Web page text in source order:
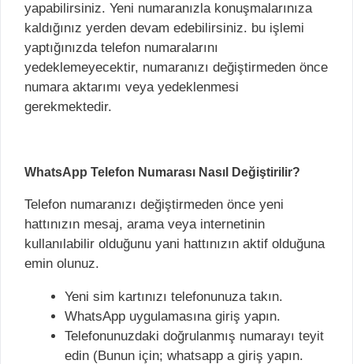
yapabilirsiniz. Yeni numaranızla konuşmalarınıza
kaldığınız yerden devam edebilirsiniz. bu işlemi
yaptığınızda telefon numaralarını
yedeklemeyecektir, numaranızı değiştirmeden önce
numara aktarımı veya yedeklenmesi
gerekmektedir.
WhatsApp Telefon Numarası Nasıl Değiştirilir?
Telefon numaranızı değiştirmeden önce yeni
hattınızın mesaj, arama veya internetinin
kullanılabilir olduğunu yani hattınızın aktif olduğuna
emin olunuz.
Yeni sim kartınızı telefonunuza takın.
WhatsApp uygulamasına giriş yapın.
Telefonunuzdaki doğrulanmış numarayı teyit
edin (Bunun için; whatsapp a giriş yapın.